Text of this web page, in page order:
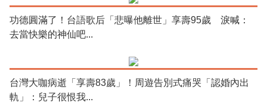
功德圓滿了！台語歌后「悲曝他離世」享壽95歲 淚喊：
去當快樂的神仙吧...
台灣大咖病逝「享壽83歲」！周遊告別式痛哭「認婚內出
軌」：兒子很恨我...